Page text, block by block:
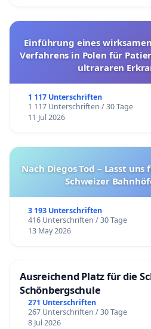
Einführung eines
Verfahrens in Polen für
ultrararen
1 117 Unterschriften
1 117 Unterschriften / 30 Tage
11 Jul 2026
Nach Diegos Tod – Lasst
Schweizer
3 193 Unterschriften
416 Unterschriften / 30 Tage
13 May 2026
Ausreichend Platz für die
Schönbergschule
271 Unterschriften
267 Unterschriften / 30 Tage
8 Jul 2026